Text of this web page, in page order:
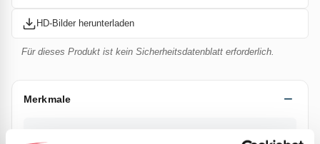
HD-Bilder herunterladen
Für dieses Produkt ist kein Sicherheitsdatenblatt erforderlich.
Merkmale
Keine Informationen für dieses Produkt verfügbar.